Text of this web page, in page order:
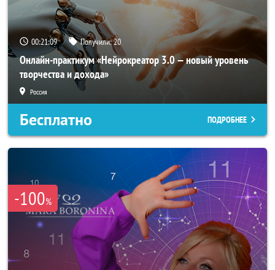
00:21:06 Получили:20
Онлайн-практикум «Нейрокреатор 3.0 — новый уровень
творчества и дохода»
Россия
Бесплатно ПОДРОБНЕЕ
-100%